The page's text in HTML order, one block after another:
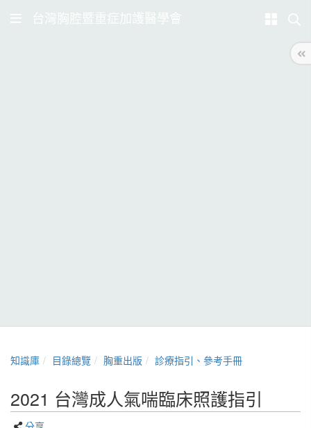
台灣胸腔暨重症加護醫學會
知識庫 目錄總覽 胸重出版 診療指引、參考手冊
2021 台灣成人氣喘臨床照護指引